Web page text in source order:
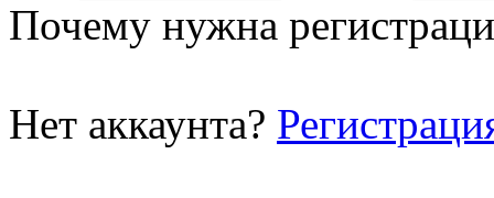
Почему нужна
Нет аккаунта?